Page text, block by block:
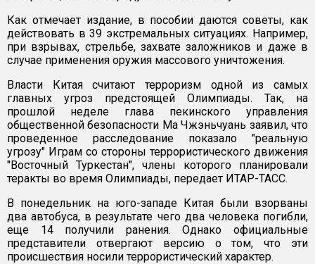
Как отмечает издание, в пособии даются советы, как
действовать в 39 экстремальных ситуациях. Например,
при взрывах, стрельбе, захвате заложников и даже в
случае применения оружия массового уничтожения.
Власти Китая считают терроризм одной из самых
главных угроз предстоящей Олимпиады. Так, на
прошлой неделе глава пекинского управления
общественной безопасности Ма Чжэньчуань заявил, что
проведенное расследование показало "реальную
угрозу" Играм со стороны террористического движения
"Восточный Туркестан", члены которого планировали
теракты во время Олимпиады, передает ИТАР-ТАСС.
В понедельник на юго-западе Китая были взорваны
два автобуса, в результате чего два человека погибли,
еще 14 получили ранения. Однако официальные
представители отвергают версию о том, что эти
происшествия носили террористический характер.